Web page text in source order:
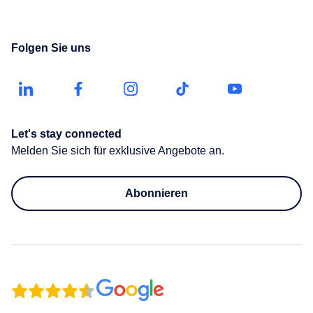
Mit
Mit
Einzelhandel
Öffentliche
Einrichtungen
Nürnberg
Stuttgart
Geselligkeit
Presse
Nachhaltigkeitsrechner
anfragen
mieten
Downloads
Kundenportal
Folgen Sie uns
Let's stay connected
Melden Sie sich für exklusive Angebote an.
Abonnieren